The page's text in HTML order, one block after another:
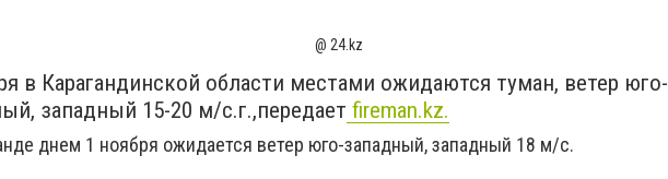
@ 24.kz
в Карагандинской области местами ожидаются туман, ветер юго-
западный 15-20 м/с.г.,передает fireman.kz.
днем 1 ноября ожидается ветер юго-западный, западный 18 м/с.